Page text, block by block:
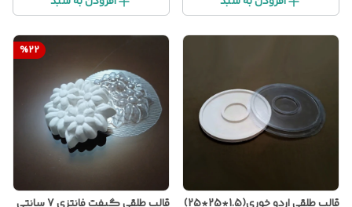
%22